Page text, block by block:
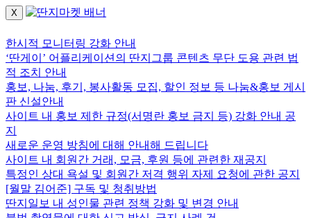
X
한시적 모니터링 강화 안내
‘딴게이’ 어플리케이션의 딴지그룹 콘텐츠 무단 도용 관련 법
적 조치 안내
홍보, 나눔, 후기, 봉사활동 모집, 할인 정보 등 나눔&홍보 게시
판 신설안내
사이트 내 홍보 제한 규정(서명란 홍보 금지 등) 강화 안내 공
지
새로운 운영 방침에 대해 안내해 드립니다
사이트 내 회원간 거래, 모금, 후원 등에 관련한 재공지
특정인 상대 욕설 및 회원간 저격 행위 자제 요청에 관한 공지
[월말 김어준] 구독 및 청취방법
딴지일보 내 성인물 관련 정책 강화 및 변경 안내